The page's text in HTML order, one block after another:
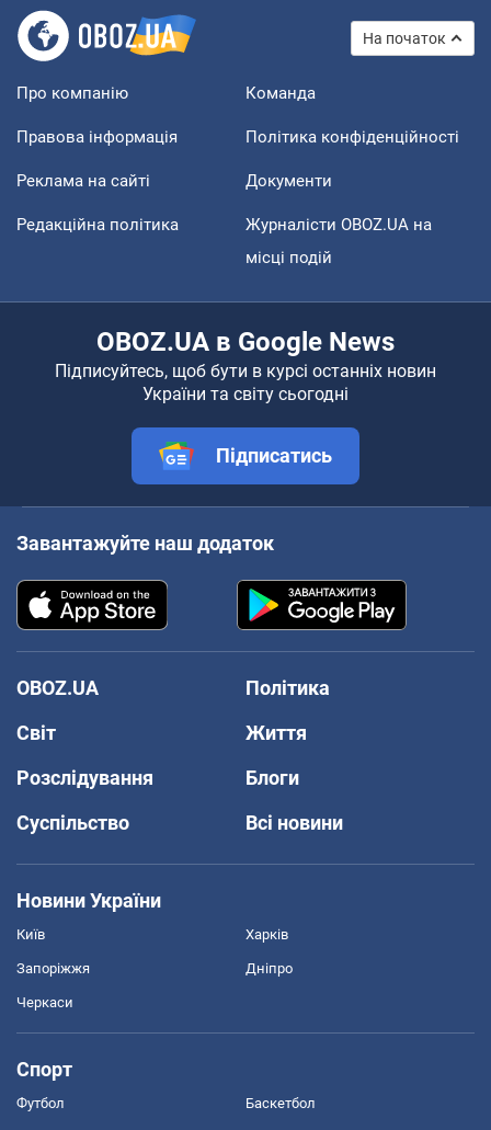
На початок
Про компанію Команда
Правова інформація Політика конфіденційності
Реклама на сайті Документи
Редакційна політика
Журналісти OBOZ.UA на
місці подій
OBOZ.UA в Google News
Підписуйтесь, щоб бути в курсі останніх новин
України та світу сьогодні
Підписатись
Завантажуйте наш додаток
OBOZ.UA
Політика
Світ
Життя
Розслідування
Блоги
Суспільство
Всі новини
Новини України
Київ Харків
Запоріжжя Дніпро
Черкаси
Спорт
Футбол Баскетбол